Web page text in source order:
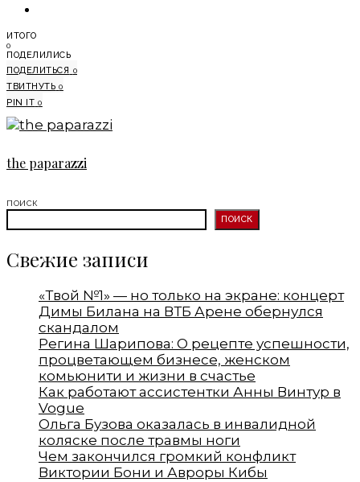
ИТОГО
0
ПОДЕЛИЛИСЬ
ПОДЕЛИТЬСЯ
0
ТВИТНУТЬ 0
PIN IT 0
the paparazzi
ПОИСК
ПОИСК
Свежие записи
«Твой №1» — но только на экране: концерт
Димы Билана на ВТБ Арене обернулся
скандалом
Регина Шарипова: О рецепте успешности,
процветающем бизнесе, женском
комьюнити и жизни в счастье
Как работают ассистентки Анны Винтур в
Vogue
Ольга Бузова оказалась в инвалидной
коляске после травмы ноги
Чем закончился громкий конфликт
Виктории Бони и Авроры Кибы